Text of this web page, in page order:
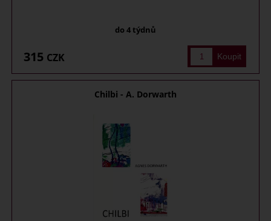
do 4 týdnů
315 CZK
Chilbi - A. Dorwarth